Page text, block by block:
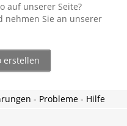
auf unserer Seite?
nehmen Sie an unserer
erstellen
- Probleme - Hilfe